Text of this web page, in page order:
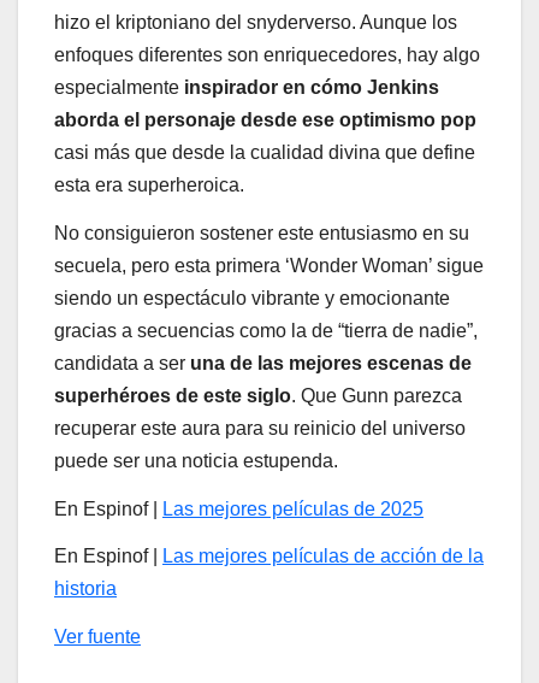
hizo el kriptoniano del snyderverso. Aunque los
enfoques diferentes son enriquecedores, hay algo
especialmente inspirador en cómo Jenkins
aborda el personaje desde ese optimismo pop
casi más que desde la cualidad divina que define
esta era superheroica.
No consiguieron sostener este entusiasmo en su
secuela, pero esta primera ‘Wonder Woman’ sigue
siendo un espectáculo vibrante y emocionante
gracias a secuencias como la de “tierra de nadie”,
candidata a ser una de las mejores escenas de
superhéroes de este siglo. Que Gunn parezca
recuperar este aura para su reinicio del universo
puede ser una noticia estupenda.
En Espinof | Las mejores películas de 2025
En Espinof |
Las mejores películas de acción de la
historia
Ver fuente